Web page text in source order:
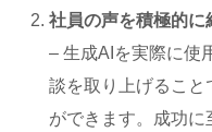
社員の声を積極的に
– 生成AIを実際に使
談を取り上げること
ができます。成功